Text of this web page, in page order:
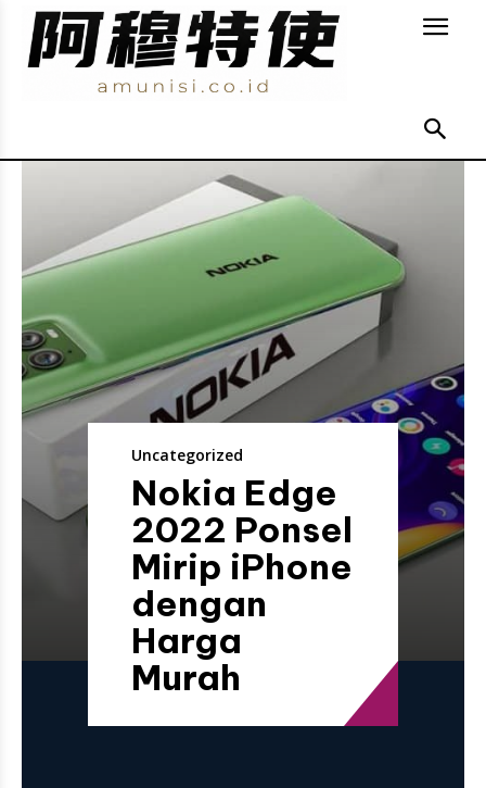
Uncategorized
Nokia Edge
2022 Ponsel
Mirip iPhone
dengan
Harga
Murah